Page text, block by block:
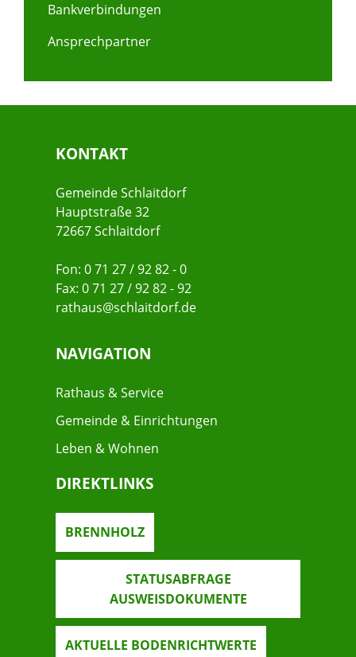
Bankverbindungen
Ansprechpartner
KONTAKT
Gemeinde Schlaitdorf
Hauptstraße 32
72667 Schlaitdorf
Fon: 0 71 27 / 92 82 - 0
Fax: 0 71 27 / 92 82 - 92
rathaus@schlaitdorf.de
NAVIGATION
Rathaus & Service
Gemeinde & Einrichtungen
Leben & Wohnen
DIREKTLINKS
BRENNHOLZ
STATUSABFRAGE
AUSWEISDOKUMENTE
AKTUELLE BODENRICHTWERTE